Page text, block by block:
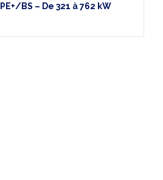
IPE+/BS – De 321 à 762 kW